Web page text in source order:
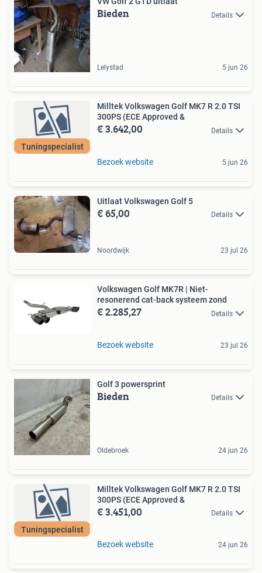
Bieden Details
Lelystad 5 jun 26
Tuningspecialist
Milltek Volkswagen Golf MK7 R 2.0 TSI
300PS (ECE Approved &
€ 3.642,00 Details
Bezoek website 5 jun 26
Uitlaat Volkswagen Golf 5
€ 65,00 Details
Noordwijk 23 jul 26
Volkswagen Golf MK7R | Niet-
resonerend cat-back systeem zond
€ 2.285,27 Details
Bezoek website 23 jul 26
Golf 3 powersprint
Bieden Details
Oldebroek 24 jun 26
Tuningspecialist
Milltek Volkswagen Golf MK7 R 2.0 TSI
300PS (ECE Approved &
€ 3.451,00 Details
Bezoek website 24 jun 26